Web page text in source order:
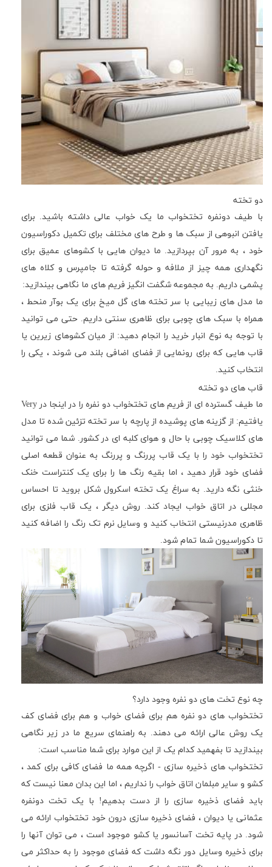
دو تخته
با طیف دونفره تختخواب ما یک خواب عالی داشته باشید. برای
یافتن انبوهی از سبک ها و طرح های مختلف برای تکمیل دکوراسیون
خود ، به مرور آن بپردازید. ما دیوان هایی با کشوهای عمیق برای
نگهداری همه چیز از ملافه و حوله گرفته تا جامپرس و کلاه های
پشمی داریم. به مجموعه شگفت انگیز فریم های ما نگاهی بیندازید:
ما مدل های زیبایی با سر تخته های گل میخ برای یک بوآر منحط ،
همراه با سبک های چوبی برای ظاهری سنتی داریم. حتی می توانید
با توجه به نوع انبار خرید را انجام دهید: از میان کشوهای زیرین یا
قاب هایی که برای رونمایی از فضای اضافی بلند می شوند ، یکی را
انتخاب کنید.
قاب های دو تخته
ما طیف گسترده ای از فریم های تختخواب دو نفره را در اینجا در Very
یافتیم: از گزینه های پوشیده از پارچه با سر تخته تزئین شده تا مدل
های کلاسیک چوبی با حال و هوای کلبه ای در کشور. شما می توانید
تختخواب خود را با یک قاب پررنگ و پررنگ به عنوان قطعه اصلی
فضای خود قرار دهید ، اما بقیه رنگ ها را برای یک کنتراست خنک
خنثی نگه دارید. به سراغ یک تخته اسکرول شکل بروید تا احساس
مجللی در اتاق خواب ایجاد کند. روش دیگر ، یک قاب فلزی برای
ظاهری مدرنیستی انتخاب کنید و وسایل نرم تک رنگ را اضافه کنید
تا دکوراسیون شما تمام شود.
چه نوع تخت های دو نفره وجود دارد؟
تختخواب های دو نفره هم برای فضای خواب و هم برای فضای کف
یک روش عالی ارائه می دهند. به راهنمای سریع ما در زیر نگاهی
بیندازید تا بفهمید کدام یک از این موارد برای شما مناسب است:
تختخواب های ذخیره سازی - اگرچه همه ما فضای کافی برای کمد ،
کشو و سایر مبلمان اتاق خواب را نداریم ، اما این بدان معنا نیست که
باید فضای ذخیره سازی را از دست بدهیم! با یک تخت دونفره
عثمانی یا دیوان ، فضای ذخیره سازی درون خود تختخواب ارائه می
شود. در پایه تخت آسانسور یا کشو موجود است ، می توان آنها را
برای ذخیره وسایل دور نگه داشت که فضای موجود را به حداکثر می